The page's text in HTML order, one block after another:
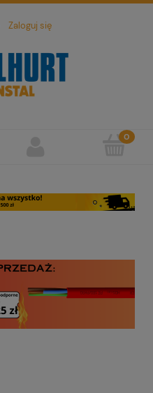
Zaloguj się